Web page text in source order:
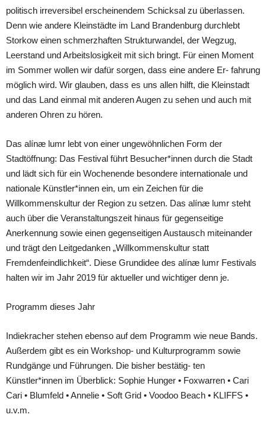
politisch irreversibel erscheinendem Schicksal zu überlassen.
Denn wie andere Kleinstädte im Land Brandenburg durchlebt
Storkow einen schmerzhaften Strukturwandel, der Wegzug,
Leerstand und Arbeitslosigkeit mit sich bringt. Für einen Moment
im Sommer wollen wir dafür sorgen, dass eine andere Er- fahrung
möglich wird. Wir glauben, dass es uns allen hilft, die Kleinstadt
und das Land einmal mit anderen Augen zu sehen und auch mit
anderen Ohren zu hören.
Das alínæ lumr lebt von einer ungewöhnlichen Form der
Stadtöffnung: Das Festival führt Besucher*innen durch die Stadt
und lädt sich für ein Wochenende besondere internationale und
nationale Künstler*innen ein, um ein Zeichen für die
Willkommenskultur der Region zu setzen. Das alínæ lumr steht
auch über die Veranstaltungszeit hinaus für gegenseitige
Anerkennung sowie einen gegenseitigen Austausch miteinander
und trägt den Leitgedanken „Willkommenskultur statt
Fremdenfeindlichkeit“. Diese Grundidee des alínæ lumr Festivals
halten wir im Jahr 2019 für aktueller und wichtiger denn je.
Programm dieses Jahr
Indiekracher stehen ebenso auf dem Programm wie neue Bands.
Außerdem gibt es ein Workshop- und Kulturprogramm sowie
Rundgänge und Führungen. Die bisher bestätig- ten
Künstler*innen im Überblick: Sophie Hunger • Foxwarren • Cari
Cari • Blumfeld • Annelie • Soft Grid • Voodoo Beach • KLIFFS •
u.v.m.